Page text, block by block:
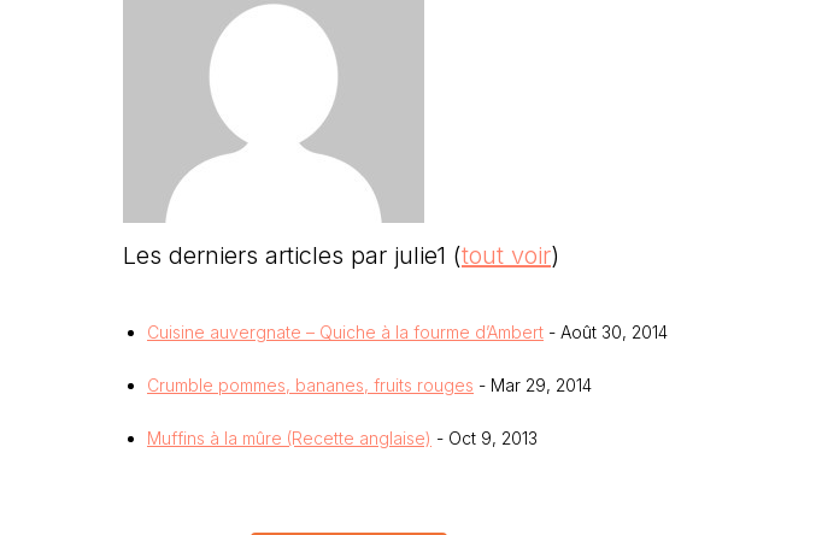
Les derniers articles par julie1 (tout voir)
Cuisine auvergnate – Quiche à la fourme d’Ambert - Août 30, 2014
Crumble pommes, bananes, fruits rouges - Mar 29, 2014
Muffins à la mûre (Recette anglaise) - Oct 9, 2013